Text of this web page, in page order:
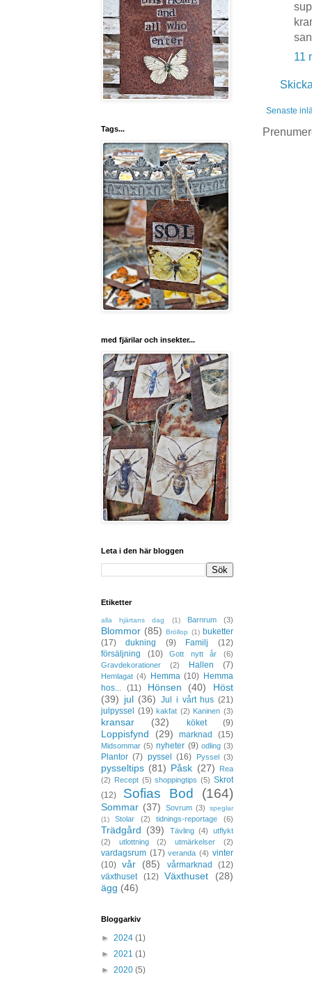
11
Senaste
Tags...
med fjärilar och insekter...
Leta i den här bloggen
Etiketter
alla hjärtans dag (1) Barnrum (3)
Blommor (85) Bröllop (1) buketter
(17)
dukning (9) Familj
(12)
försäljning
(10) Gott nytt år
(6)
Gravdekorationer
(2) Hallen (7)
Hemlagat (4) Hemma (10) Hemma
hos...
(11) Hönsen (40)
Höst
(39) jul (36) Jul i vårt hus (21)
julpyssel
(19) kakfat (2) Kaninen (3)
kransar (32) köket (9)
Loppisfynd (29) marknad (15)
Midsommar (5) nyheter (9) odling (3)
Plantor (7) pyssel (16) Pyssel (3)
pysseltips (81) Påsk (27)
Rea
(2) Recept (5) shoppingtips (5) Skrot
(12)
Sofias Bod (164)
Sommar (37) Sovrum (3)
speglar
(1)
Stolar (2) tidnings-reportage (6)
Trädgård (39) Tävling (4)
utflykt
(2)
utlottning (2) utmärkelser (2)
vardagsrum (17) veranda (4) vinter
(10) vår (85) vårmarknad
(12)
växthuset
(12) Växthuset
(28)
ägg (46)
Bloggarkiv
► 2024 (1)
► 2021 (1)
► 2020 (5)